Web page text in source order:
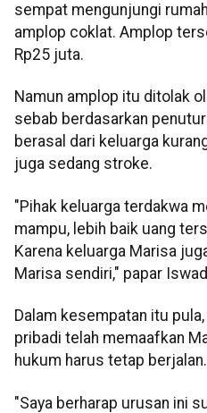
sempat mengunjungi
amplop coklat. Amplop
Rp25 juta.
Namun amplop itu ditolak
sebab berdasarkan
berasal dari keluarga
juga sedang stroke.
"Pihak keluarga terdakwa
mampu, lebih baik uang
Karena keluarga Marisa
Marisa sendiri," papar
Dalam kesempatan itu
pribadi telah memaafkan
hukum harus tetap berjalan.
"Saya berharap urusan ini